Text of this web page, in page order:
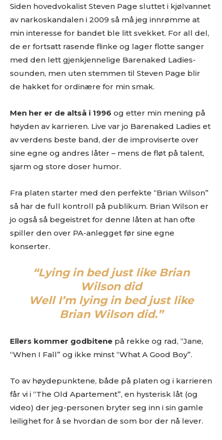
Siden hovedvokalist Steven Page sluttet i kjølvannet
av narkoskandalen i 2009 så må jeg innrømme at
min interesse for bandet ble litt svekket. For all del,
de er fortsatt rasende flinke og lager flotte sanger
med den lett gjenkjennelige Barenaked Ladies-
sounden, men uten stemmen til Steven Page blir
de hakket for ordinære for min smak.
Men her er de altså i 1996 og etter min mening på
høyden av karrieren. Live var jo Barenaked Ladies et
av verdens beste band, der de improviserte over
sine egne og andres låter – mens de fløt på talent,
sjarm og store doser humor.
Fra platen starter med den perfekte “Brian Wilson”
så har de full kontroll på publikum. Brian Wilson er
jo også så begeistret for denne låten at han ofte
spiller den over PA-anlegget før sine egne
konserter.
“Lying in bed just like Brian
Wilson did
Well I’m lying in bed just like
Brian Wilson did.”
Ellers kommer godbitene på rekke og rad, “Jane,
“When I Fall” og ikke minst “What A Good Boy”.
To av høydepunktene, både på platen og i karrieren
får vi i “The Old Apartement”, en hysterisk låt (og
video) der jeg-personen bryter seg inn i sin gamle
leilighet for å se hvordan de som bor der nå lever.